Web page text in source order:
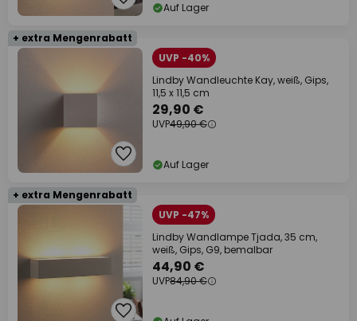
Auf Lager
+ extra Mengenrabatt
UVP -40%
Lindby Wandleuchte Kay, weiß, Gips,
11,5 x 11,5 cm
29,90 €
UVP49,90 €
Auf Lager
+ extra Mengenrabatt
UVP -47%
Lindby Wandlampe Tjada, 35 cm,
weiß, Gips, G9, bemalbar
44,90 €
UVP84,90 €